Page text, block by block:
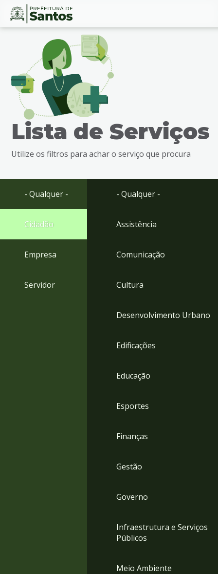
Ir
busca
Ir
rodapé
Conteúdo
Lista de Serviços
Utilize os filtros para achar o serviço que procura
- Qualquer -
Cidadão
Empresa
Servidor
- Qualquer -
Assistência
Comunicação
Cultura
Desenvolvimento Urbano
Edificações
Educação
Esportes
Finanças
Gestão
Governo
Infraestrutura e Serviços
Públicos
Meio Ambiente